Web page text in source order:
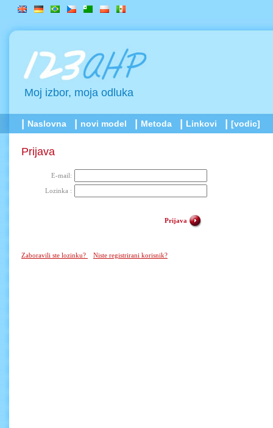
Moj izbor, moja odluka
Naslovna novi model Metoda Linkovi [vodic]
Prijava
E-mail:
Lozinka :
Prijava
Zaboravili ste lozinku? Niste registrirani korisnik?